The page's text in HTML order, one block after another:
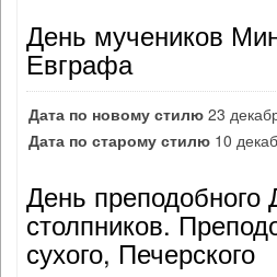
День мучеников
Евграфа
Дата по новому стилю 23
Дата по старому стилю 10
День преподобного
столпников.
сухого, Печерского